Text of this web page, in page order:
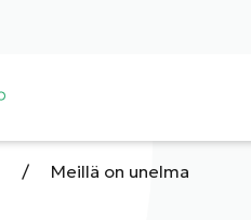
/ Meillä on unelma